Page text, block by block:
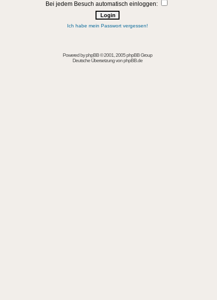
Bei jedem Besuch automatisch einloggen:
Ich habe mein Passwort vergessen!
Powered byphpBB© 2001, 2005 phpBB Group
Deutsche Übersetzung vonphpBB.de